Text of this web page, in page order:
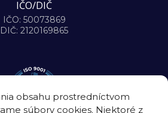
obsahu prostredníctvom
súbory cookies. Niektoré z
IČO/DIČ
IČO: 50073869
DIČ: 2120169865